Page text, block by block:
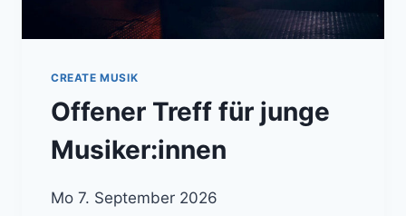
CREATE MUSIK
Offener Treff für junge
Musiker:innen
Mo 7. September 2026